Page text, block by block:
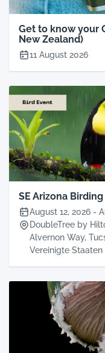
Get to know your
New Zealand)
11 August 2026
SE Arizona
August 12, 2026 -
DoubleTree by
Alvernon Way,
Vereinigte Staaten